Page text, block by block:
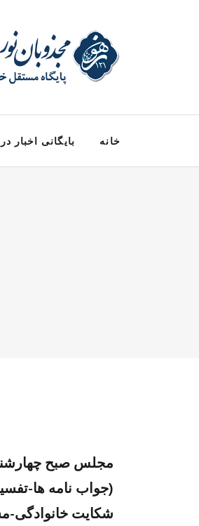
خانه بایگانی اخبار
(جواب نامه ها-
شکایت خانوادگی-